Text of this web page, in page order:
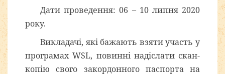
Дати проведення: 06 – 10 липня 2020
року.
Викладачі, які бажають взяти участь у
програмах WSL, повинні надіслати скан-
копію свого закордонного паспорта на